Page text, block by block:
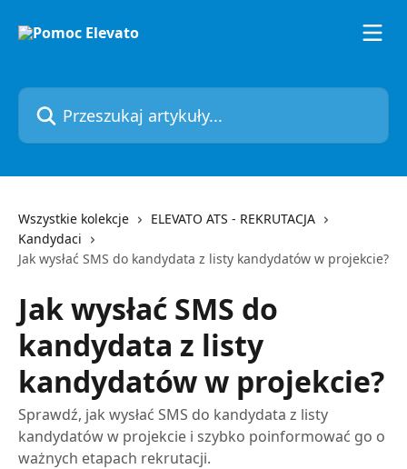
Przeszukaj artykuły...
Wszystkie kolekcje
ELEVATO ATS - REKRUTACJA
Kandydaci
Jak wysłać SMS do kandydata z listy kandydatów w projekcie?
Jak wysłać SMS do
kandydata z listy
kandydatów w projekcie?
Sprawdź, jak wysłać SMS do kandydata z listy
kandydatów w projekcie i szybko poinformować go o
ważnych etapach rekrutacji.